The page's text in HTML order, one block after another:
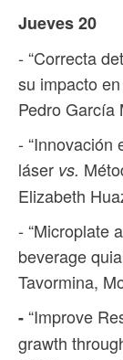
Jueves 20
- “Correcta
su impacto
Pedro García
- “Innovación
láser vs.
Elizabeth
- “Microplate
beverage
Tavormina,
-“Improve
grawth